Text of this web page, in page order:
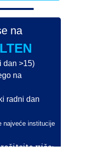
na
dan >15)
na
radni dan
najveće institucije
više>